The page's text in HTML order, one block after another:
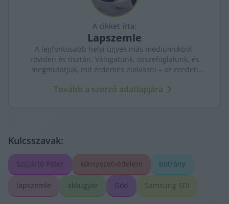
A cikket írta:
Lapszemle
A legfontosabb helyi ügyek más médiumokból,
röviden és tisztán. Válogatunk, összefoglalunk, és
megmutatjuk, mit érdemes elolvasni – az eredeti
Tovább a szerző adatlapjára
Kulcsszavak:
Szíjjártó Péter környezetvédelem botrány
lapszemle akkugyár Göd Samsung SDI